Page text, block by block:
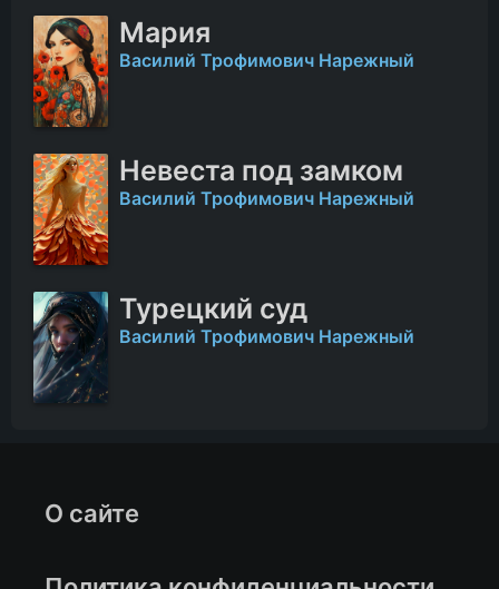
Мария
Василий Трофимович Нарежный
Невеста под замком
Василий Трофимович Нарежный
Турецкий суд
Василий Трофимович Нарежный
О сайте